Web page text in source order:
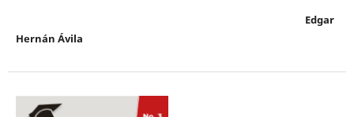
Edgar
Hernán Ávila